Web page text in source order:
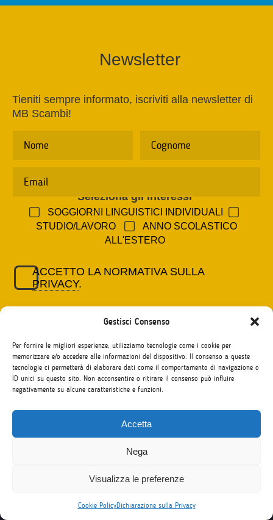
Gestisci Consenso
Per fornire le migliori esperienze, utilizziamo tecnologie come i cookie per
memorizzare e/o accedere alle informazioni del dispositivo. Il consenso a queste
tecnologie ci permetterà di elaborare dati come il comportamento di navigazione o
ID unici su questo sito. Non acconsentire o ritirare il consenso può influire
negativamente su alcune caratteristiche e funzioni.
Accetta
Nega
Visualizza le preferenze
Cookie PolicyDichiarazione sulla Privacy
Newsletter
Tieniti sempre informato, iscriviti alla newsletter di
MB Scambi!
Seleziona gli interessi
SOGGIORNI LINGUISTICI INDIVIDUALI
STUDIO/LAVORO
ANNO SCOLASTICO
ALL'ESTERO
ACCETTO LA NORMATIVA SULLA
PRIVACY.
I nostri contatti
Padova - Roma - Milano - ITALIA
Tel. +39 049 8755297 - P.IVA 03393770288
Copyright MB Scambi Culturali ©2026